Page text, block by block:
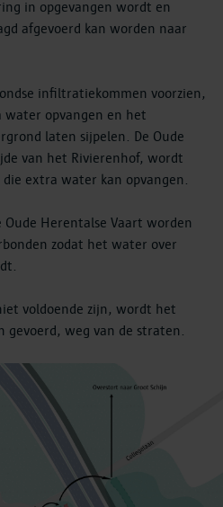
in opgevangen wordt en
afgevoerd kan worden naar
infiltratiekommen voorzien,
opvangen en het
laten sijpelen. De Oude
van het Rivierenhof, wordt
extra water kan opvangen.
Herentalse Vaart worden
zodat het water over
voldoende zijn, wordt het
gevoerd, weg van de straten.